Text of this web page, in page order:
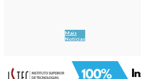
Mais
Notícias